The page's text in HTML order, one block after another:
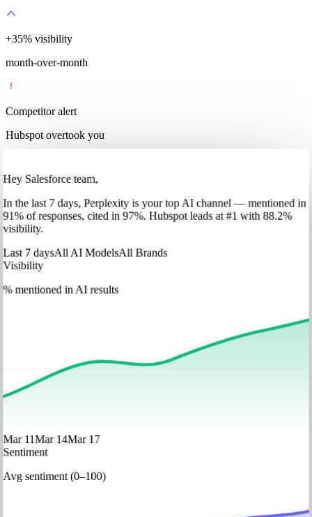
+35% visibility
month-over-month
Competitor alert
Hubspot overtook you
Hey Salesforce team,
Inthe last 7 days, Perplexityis your top AI channel — mentioned in
91% of responses, cited in 97%. Hubspotleads at #1 with 88.2%
visibility.
Last 7 daysAll AI ModelsAll Brands
Visibility
% mentioned in AI results
Mar 11Mar 14Mar 17
Sentiment
Avg sentiment (0–100)